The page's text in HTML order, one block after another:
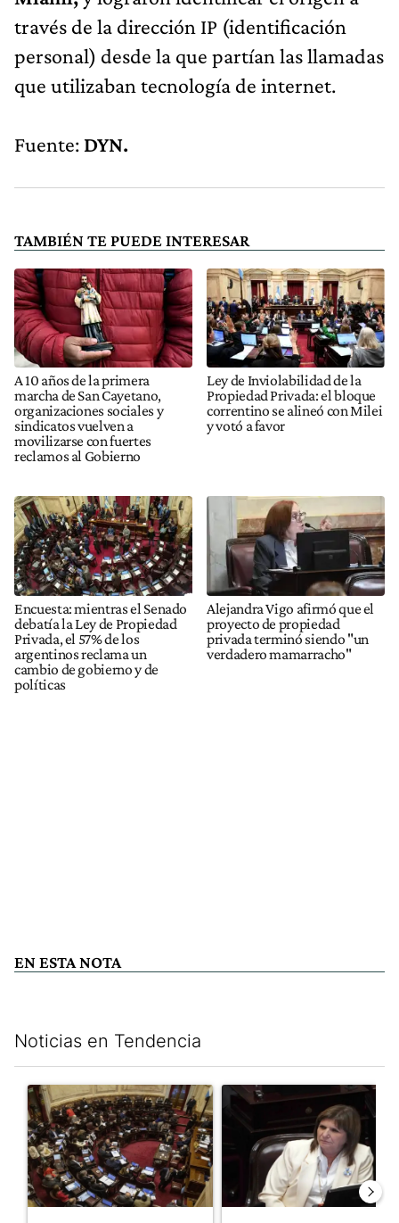
través de la dirección IP (identificación
personal) desde la que partían las llamadas
que utilizaban tecnología de internet.
Fuente: DYN.
TAMBIÉN TE PUEDE INTERESAR
A 10 años de la primera
marcha de San Cayetano,
organizaciones sociales y
sindicatos vuelven a
movilizarse con fuertes
reclamos al Gobierno
Ley de Inviolabilidad de la
Propiedad Privada: el bloque
correntino se alineó con Milei
y votó a favor
Encuesta: mientras el Senado
debatía la Ley de Propiedad
Privada, el 57% de los
argentinos reclama un
cambio de gobierno y de
políticas
Alejandra Vigo afirmó que el
proyecto de propiedad
privada terminó siendo "un
verdadero mamarracho"
EN ESTA NOTA
Noticias en Tendencia
Un artículo de tendencia con el título "El Senado dio media
Un artículo de tendencia